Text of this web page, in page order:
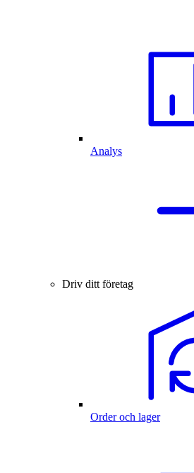
Analys
Driv ditt företag
Order och lager